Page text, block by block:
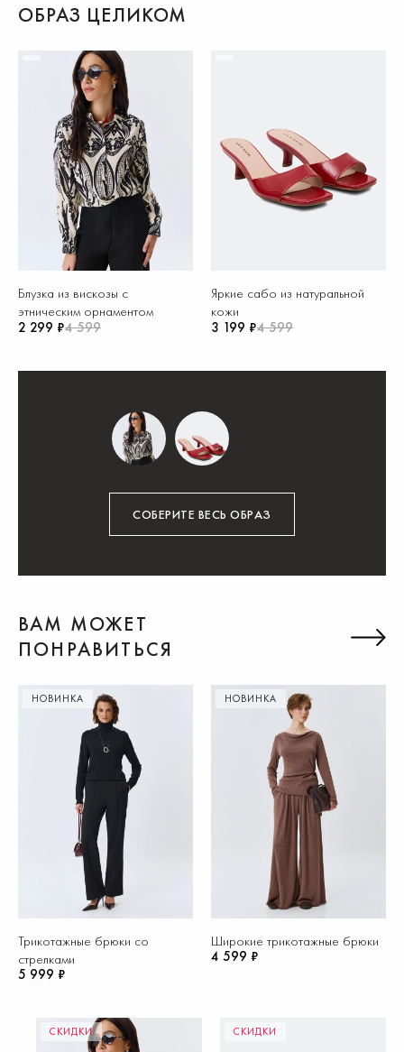
ОБРАЗ ЦЕЛИКОМ
Блузка из вискозы с
этническим орнаментом
2 299 ₽4 599
Яркие сабо из натуральной
кожи
3 199 ₽4 599
СОБЕРИТЕ ВЕСЬ ОБРАЗ
ВАМ МОЖЕТ
ПОНРАВИТЬСЯ
НОВИНКА
Трикотажные брюки со
стрелками
5 999 ₽
НОВИНКА
Широкие трикотажные брюки
4 599 ₽
СКИДКИ СКИДКИ